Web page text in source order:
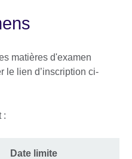
matières d'examen
le lien d’inscription ci-
:
Date limite